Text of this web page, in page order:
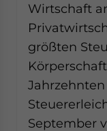
Wirtschaft
größten
September